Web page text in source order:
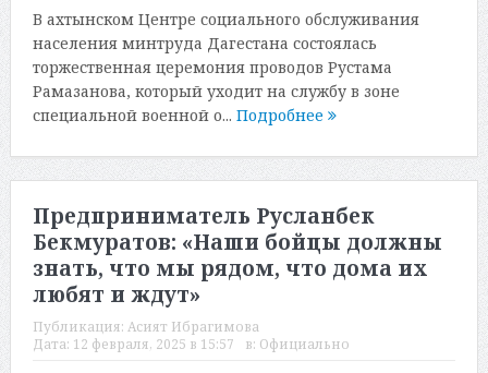
В ахтынском Центре социального обслуживания
населения минтруда Дагестана состоялась
торжественная церемония проводов Рустама
Рамазанова, который уходит на службу в зоне
специальной военной о... Подробнее
Предприниматель Русланбек
Бекмуратов: «Наши бойцы должны
знать, что мы рядом, что дома их
любят и ждут»
Публикация: Асият Ибрагимова
Дата: 12 февраля, 2025 в 15:57 в: Официально